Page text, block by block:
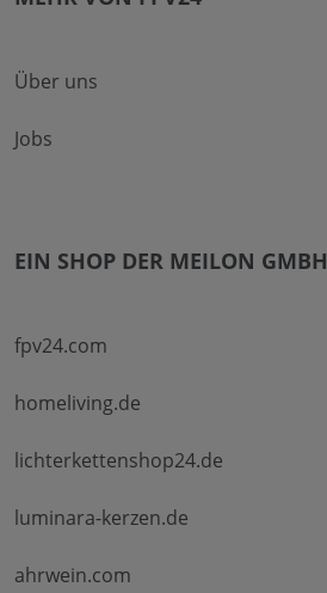
Über uns
Jobs
EIN SHOP DER MEILON GMBH
fpv24.com
homeliving.de
lichterkettenshop24.de
luminara-kerzen.de
ahrwein.com